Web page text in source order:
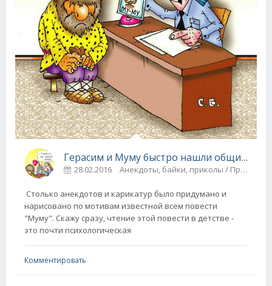
Герасим и Муму быстро нашли общий язык.
28.02.2016 Анекдоты, байки, приколы / Прикольные картинки
Столько анекдотов и карикатур было придумано и
нарисовано по мотивам известной всем повести
"Муму". Скажу сразу, чтение этой повести в детстве -
это почти психологическая
Комментировать